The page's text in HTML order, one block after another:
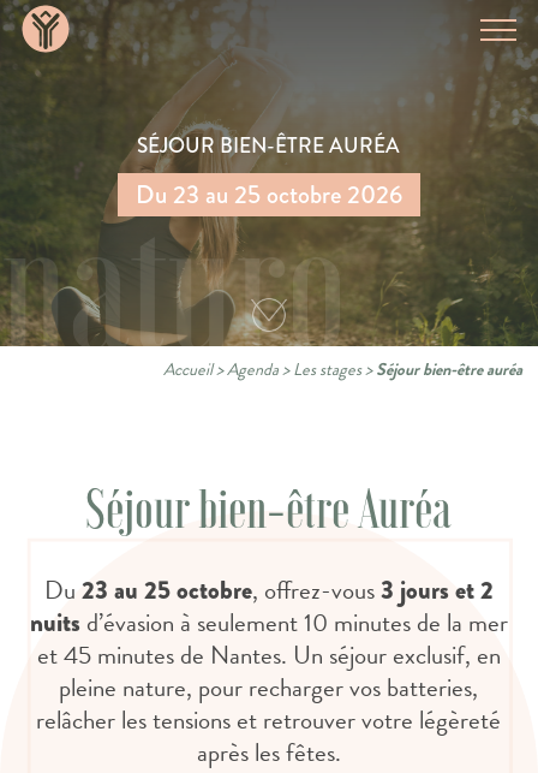
naturo
SÉJOUR BIEN-ÊTRE AURÉA
Du 23 au 25 octobre 2026
Accueil>Agenda>Les stages>Séjour bien-être auréa
Séjour bien-être Auréa
Du 23 au 25 octobre, offrez-vous3 jours et 2
nuitsd’évasion à seulement 10 minutes de la mer
et 45 minutes de Nantes. Un séjour exclusif, en
pleine nature, pour recharger vos batteries,
relâcher les tensions et retrouver votre légèreté
après les fêtes.